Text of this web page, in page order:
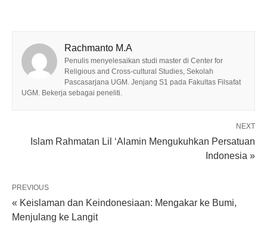
Rachmanto M.A
Penulis menyelesaikan studi master di Center for
Religious and Cross-cultural Studies, Sekolah
Pascasarjana UGM. Jenjang S1 pada Fakultas Filsafat
UGM. Bekerja sebagai peneliti.
NEXT
Islam Rahmatan Lil ‘Alamin Mengukuhkan Persatuan
Indonesia »
PREVIOUS
« Keislaman dan Keindonesiaan: Mengakar ke Bumi,
Menjulang ke Langit